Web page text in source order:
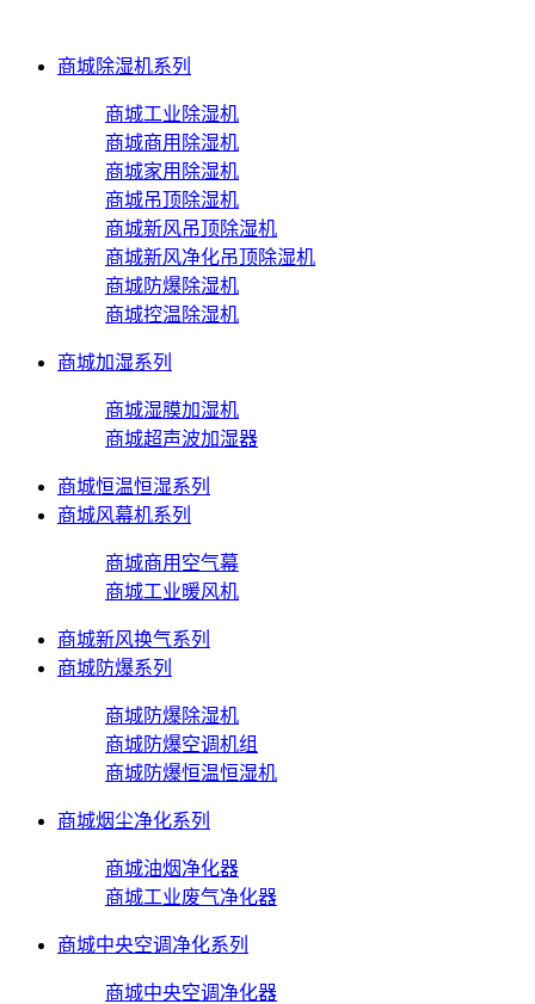
商城除湿机系列
商城工业除湿机
商城商用除湿机
商城家用除湿机
商城吊顶除湿机
商城新风吊顶除湿机
商城新风净化吊顶除湿机
商城防爆除湿机
商城控温除湿机
商城加湿系列
商城湿膜加湿机
商城超声波加湿器
商城恒温恒湿系列
商城风幕机系列
商城商用空气幕
商城工业暖风机
商城新风换气系列
商城防爆系列
商城防爆除湿机
商城防爆空调机组
商城防爆恒温恒湿机
商城烟尘净化系列
商城油烟净化器
商城工业废气净化器
商城中央空调净化系列
商城中央空调净化器